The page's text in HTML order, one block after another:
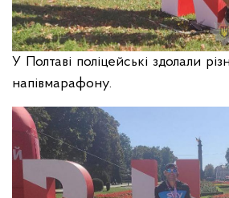
У Полтаві поліцейські здолали
напівмарафону.